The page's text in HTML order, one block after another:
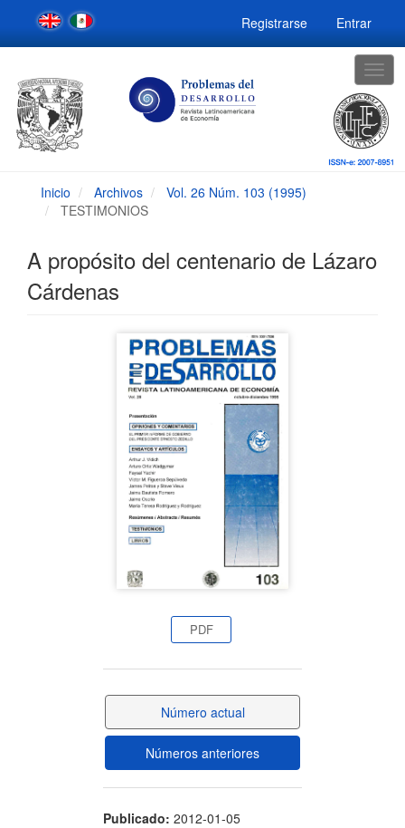
Navegación
principal
Contenido
Barra
lateral
Registrarse Entrar
Inicio Archivos
Vol. 26 Núm. 103 (1995)
TESTIMONIOS
A propósito del centenario de Lázaro
Cárdenas
PDF
Número actual
Números anteriores
Publicado: 2012-01-05